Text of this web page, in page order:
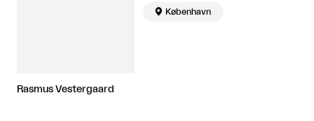
Rasmus Vestergaard
Kunsthistorie 1991-97. Bor
og arbejder i København.
 København